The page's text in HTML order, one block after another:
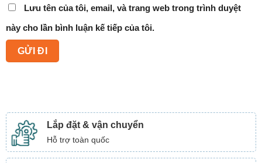
Lưu tên của tôi, email, và trang web trong trình duyệt
này cho lần bình luận kế tiếp của tôi.
Lắp đặt & vận chuyển
Hỗ trợ toàn quốc